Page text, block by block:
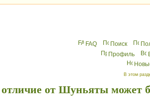
FAQ Поиск
Профиль
В этом
от Шуньяты может